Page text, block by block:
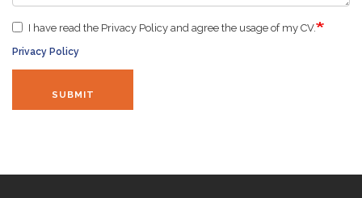
I have read the Privacy Policy and agree the usage of my CV.
Privacy Policy
SUBMIT